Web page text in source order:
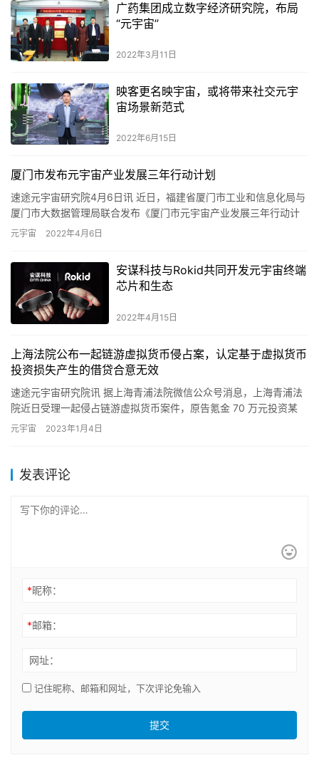
广药集团成立数字经济研究院，布局
“元宇宙”
2022年3月11日
映客更名映宇宙，或将带来社交元宇
宙场景新范式
2022年6月15日
厦门市发布元宇宙产业发展三年行动计划
速途元宇宙研究院4月6日讯 近日，福建省厦门市工业和信息化局与
厦门市大数据管理局联合发布《厦门市元宇宙产业发展三年行动计
划(2022-2024年)》(以下简称《行动计划》)，提出到…
元宇宙 2022年4月6日
安谋科技与Rokid共同开发元宇宙终端
芯片和生态
2022年4月15日
上海法院公布一起链游虚拟货币侵占案，认定基于虚拟货币
投资损失产生的借贷合意无效
速途元宇宙研究院讯 据上海青浦法院微信公众号消息，上海青浦法
院近日受理一起侵占链游虚拟货币案件，原告氪金 70 万元投资某
P2E 链游，靠产出 LSP、AXS 虚拟货币获利，但却…
元宇宙 2023年1月4日
发表评论
*昵称：
*邮箱：
网址：
记住昵称、邮箱和网址，下次评论免输入
提交